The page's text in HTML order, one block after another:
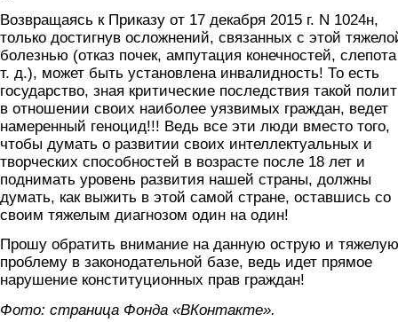
Возвращаясь к Приказу от 17 декабря 2015 г. N 1024н,
только достигнув осложнений, связанных с этой
болезнью (отказ почек, ампутация конечностей,
т. д.), может быть установлена инвалидность! То есть
государство, зная критические последствия такой
в отношении своих наиболее уязвимых граждан, ведет
намеренный геноцид!!! Ведь все эти люди вместо того,
чтобы думать о развитии своих интеллектуальных и
творческих способностей в возрасте после 18 лет и
поднимать уровень развития нашей страны, должны
думать, как выжить в этой самой стране, оставшись со
своим тяжелым диагнозом один на один!
Прошу обратить внимание на данную острую и тяжелую
проблему в законодательной базе, ведь идет прямое
нарушение конституционных прав граждан!
Фото: страница Фонда «ВКонтакте».